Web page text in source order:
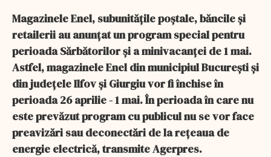
Magazinele Enel, subunităţile poştale, băncile şi
retailerii au anunţat un program special pentru
perioada Sărbătorilor şi a minivacanţei de 1 mai.
Astfel, magazinele Enel din municipiul Bucureşti şi
din judeţele Ilfov şi Giurgiu vor fi închise în
perioada 26 aprilie - 1 mai. În perioada în care nu
este prevăzut program cu publicul nu se vor face
preavizări sau deconectări de la reţeaua de
energie electrică, transmite Agerpres.